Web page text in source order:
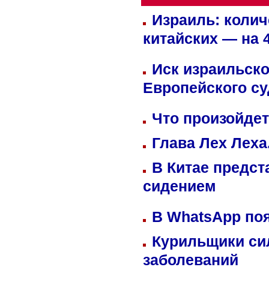
Израиль:
китайских — на
Иск
Европейского
Что
Глава Лех
В Китае
сидением
В WhatsApp
Курильщики
заболеваний